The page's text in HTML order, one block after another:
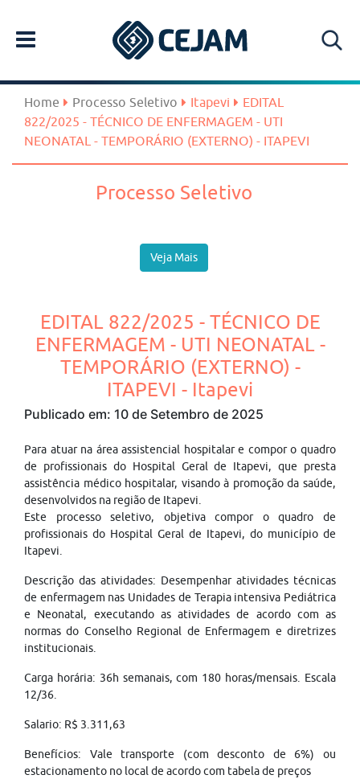
Home Processo Seletivo Itapevi
EDITAL
822/2025 - TÉCNICO DE ENFERMAGEM - UTI
NEONATAL - TEMPORÁRIO (EXTERNO) - ITAPEVI
Processo Seletivo
Veja Mais
EDITAL 822/2025 - TÉCNICO DE
ENFERMAGEM - UTI NEONATAL -
TEMPORÁRIO (EXTERNO) -
ITAPEVI - Itapevi
Publicado em: 10 de Setembro de 2025
Para atuar na área assistencial hospitalar e compor o quadro
de profissionais do Hospital Geral de Itapevi, que presta
assistência médico hospitalar, visando à promoção da saúde,
desenvolvidos na região de Itapevi.
Este processo seletivo, objetiva compor o quadro de
profissionais do Hospital Geral de Itapevi, do município de
Itapevi.
Descrição das atividades: Desempenhar atividades técnicas
de enfermagem nas Unidades de Terapia intensiva Pediátrica
e Neonatal, executando as atividades de acordo com as
normas do Conselho Regional de Enfermagem e diretrizes
institucionais.
Carga horária: 36h semanais, com 180 horas/mensais. Escala
12/36.
Salario: R$ 3.311,63
Benefícios: Vale transporte (com desconto de 6%) ou
estacionamento no local de acordo com tabela de preços